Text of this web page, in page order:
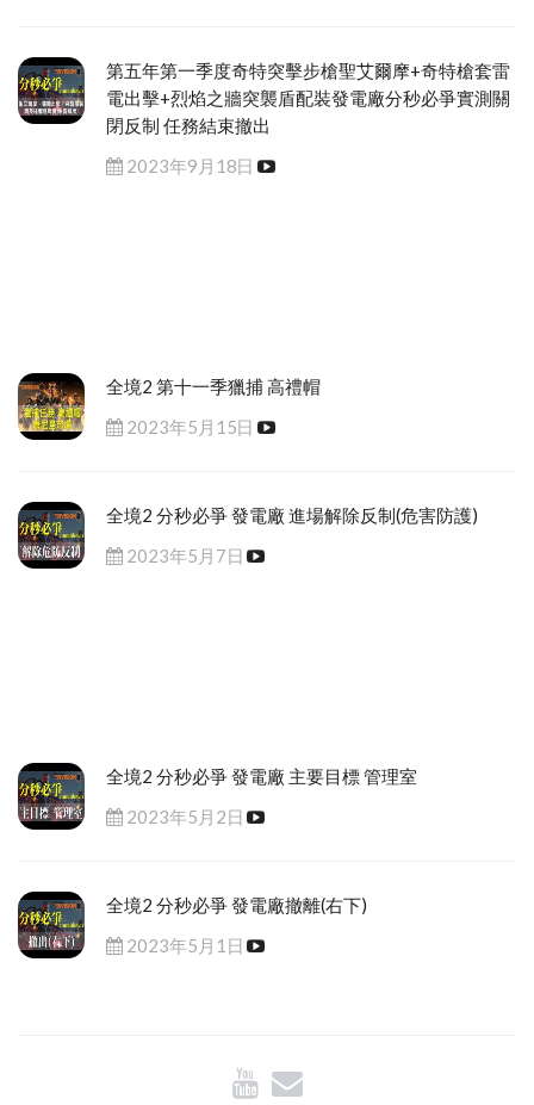
第五年第一季度奇特突擊步槍聖艾爾摩+奇特槍套雷
電出擊+烈焰之牆突襲盾配裝發電廠分秒必爭實測關
閉反制 任務結束撤出
2023年9月18日
全境2 第十一季獵捕 高禮帽
2023年5月15日
全境2 分秒必爭 發電廠 進場解除反制(危害防護)
2023年5月7日
全境2 分秒必爭 發電廠 主要目標 管理室
2023年5月2日
全境2 分秒必爭 發電廠撤離(右下)
2023年5月1日